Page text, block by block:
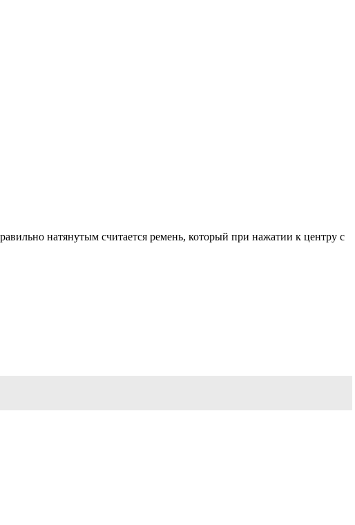
натянутым считается ремень, который при нажатии к центру с